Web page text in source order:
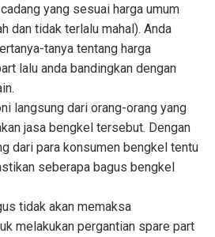
yang sesuai harga umum
dan tidak terlalu mahal). Anda
tanya tentang harga
lalu anda bandingkan dengan
langsung dari orang-orang yang
jasa bengkel tersebut. Dengan
dari para konsumen bengkel tentu
seberapa bagus bengkel
tidak akan memaksa
melakukan pergantian spare part